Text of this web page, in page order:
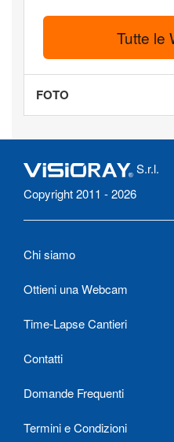
Tutte le
FOTO
S.r.l.
Copyright 2011 - 2026
Chi siamo
Ottieni una Webcam
Time-Lapse Cantieri
Contatti
Domande Frequenti
Termini e Condizioni